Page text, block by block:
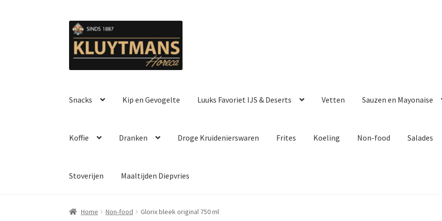
Ga
door
naar
Ga
naar
de
Snacks Kip en Gevogelte Luuks Favoriet IJS & Deserts Vetten Sauzen en Mayonaise
Koffie Dranken Droge Kruidenierswaren Frites Koeling Non-food Salades
Stoverijen Maaltijden Diepvries
Home Non-food Glorix bleek original 750 ml